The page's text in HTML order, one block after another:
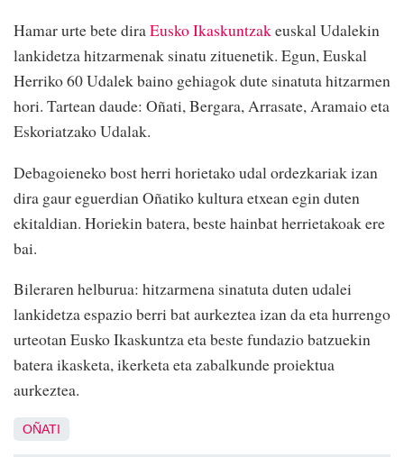
Hamar urte bete diraEusko Ikaskuntzakeuskal Udalekin
lankidetza hitzarmenak sinatu zituenetik. Egun, Euskal
Herriko 60 Udalek baino gehiagok dute sinatuta hitzarmen
hori. Tartean daude: Oñati, Bergara, Arrasate, Aramaio eta
Eskoriatzako Udalak.
Debagoieneko bost herri horietako udal ordezkariak izan
dira gaur eguerdian Oñatiko kultura etxean egin duten
ekitaldian. Horiekin batera, beste hainbat herrietakoak ere
bai.
Bileraren helburua: hitzarmena sinatuta duten udalei
lankidetza espazio berri bat aurkeztea izan da eta hurrengo
urteotan Eusko Ikaskuntza eta beste fundazio batzuekin
batera ikasketa, ikerketa eta zabalkunde proiektua
aurkeztea.
OÑATI